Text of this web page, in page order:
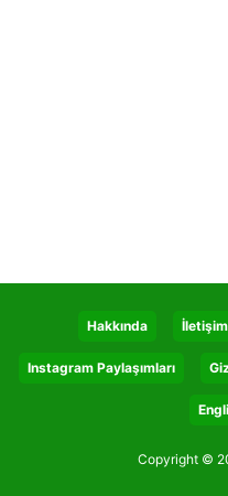
Hakkında İletişim
Instagram Paylaşımları
Copyright ©